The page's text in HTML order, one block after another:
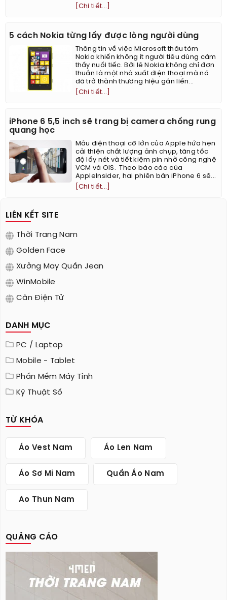
[Chi tiết...]
5 cách Nokia từng lấy được lòng người dùng
Thông tin về việc Microsoft thâu tóm
Nokia khiến không ít người tiêu dùng cảm
thấy nuối tiếc. Bởi lẽ Nokia không chỉ đơn
thuần là một nhà xuất điện thoại mà nó
đã trở thành thương hiệu gắn liền...
[Chi tiết...]
iPhone 6 5,5 inch sẽ trang bị camera chống rung
quang học
Mẫu điện thoại cỡ lớn của Apple hứa hẹn
cải thiện chất lượng ảnh chụp, tăng tốc
độ lấy nét và tiết kiệm pin nhờ công nghệ
VCM và OIS. Theo báo cáo của
AppleInsider, hai phiên bản iPhone 6 sẽ...
[Chi tiết...]
LIÊN KẾT SITE
Thời Trang Nam
Golden Face
Xưởng May Quần Jean
WinMobile
Cân Điện Tử
DANH MỤC
PC / Laptop
Mobile - Tablet
Phần Mềm Máy Tính
Kỹ Thuật Số
TỪ KHÓA
Áo Vest Nam Áo Len Nam
Áo Sơ Mi Nam Quần Áo Nam
Ao Thun Nam
QUẢNG CÁO